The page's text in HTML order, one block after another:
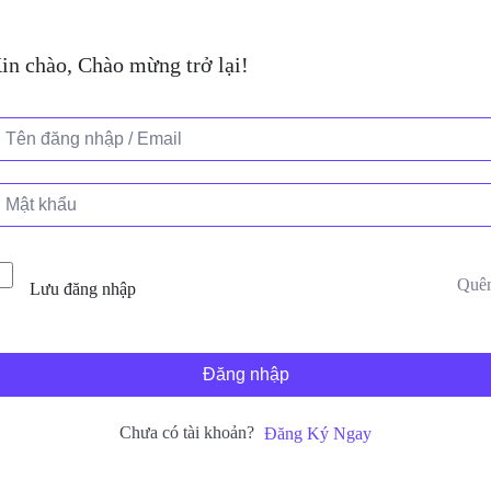
chào, Chào mừng trở lại!
Lưu đăng nhập
Đăng nhập
Chưa có tài khoản? Đăng Ký Ngay